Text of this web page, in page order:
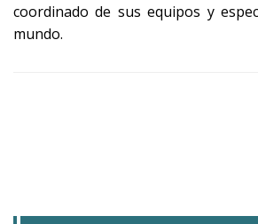
coordinado de sus equipos y
mundo.